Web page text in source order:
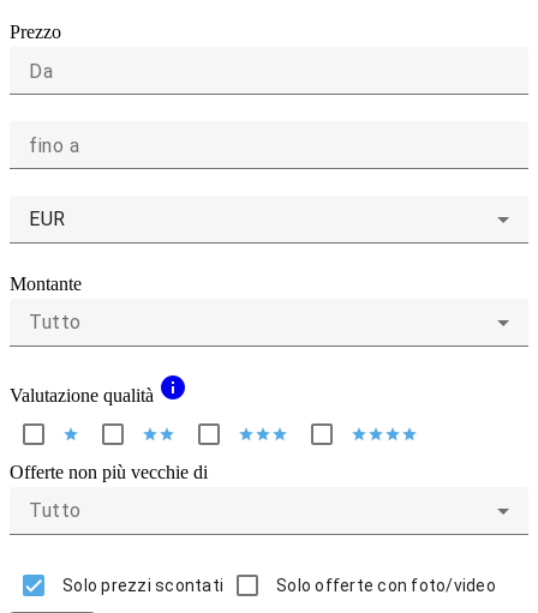
Prezzo
Da
fino a
EUR
Montante
Tutto
Valutazione qualità info
star starstar starstarstar starstarstarstar
Offerte non più vecchie di
Tutto
Solo prezzi scontati Solo offerte con foto/video